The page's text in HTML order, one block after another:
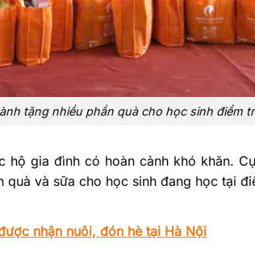
tặng nhiều phần quà cho học sinh điểm
gia đình có hoàn cảnh khó khăn.
và sữa cho học sinh đang học tại
nhận nuôi, đón hè tại Hà Nội